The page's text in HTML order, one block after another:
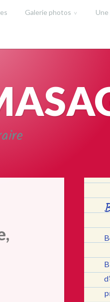
Galerie photos